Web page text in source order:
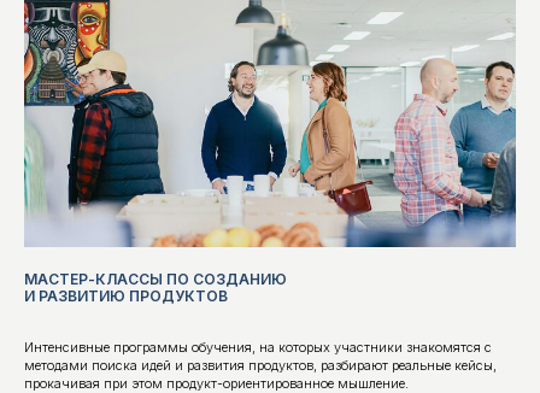
МАСТЕР-КЛАССЫ ПО СОЗДАНИЮ
И РАЗВИТИЮ ПРОДУКТОВ
Интенсивные программы обучения, на которых участники знакомятся с
методами поиска идей и развития продуктов, разбирают реальные кейсы,
прокачивая при этом продукт-ориентированное мышление.